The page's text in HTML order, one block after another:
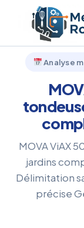
Analyse
MOVA ViAX
jardins
Délimitation
précise